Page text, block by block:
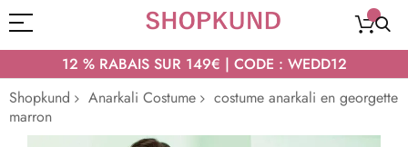
12 % RABAIS SUR 149€ | CODE : WEDD12
Shopkund
Anarkali Costume
costume anarkali en georgette
marron